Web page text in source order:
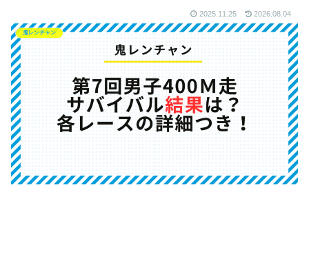
2025.11.25 2026.08.04
鬼レンチャン